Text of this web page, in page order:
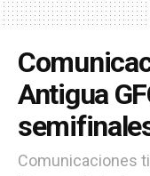
Antigua
Comunicaciones